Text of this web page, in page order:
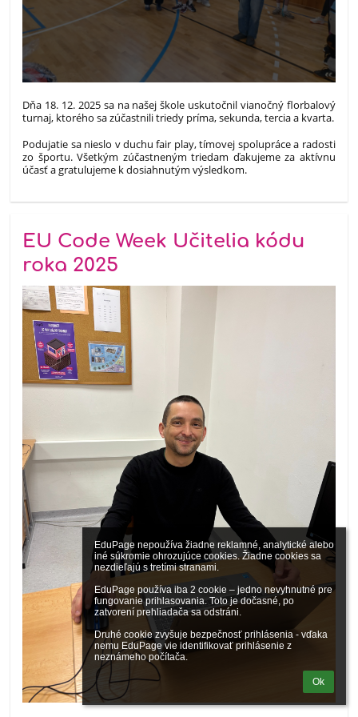
EduPage nepoužíva žiadne reklamné, analytické alebo
iné súkromie ohrozujúce cookies. Žiadne cookies sa
nezdieľajú s tretími stranami.
EduPage používa iba 2 cookie – jedno nevyhnutné pre
fungovanie prihlasovania. Toto je dočasné, po
zatvorení prehliadača sa odstráni.
Druhé cookie zvyšuje bezpečnosť prihlásenia - vďaka
nemu EduPage vie identifikovať prihlásenie z
neznámeho počítača.
Ok
Dňa 18. 12. 2025 sa na našej škole uskutočnil vianočný florbalový
turnaj, ktorého sa zúčastnili triedy príma, sekunda, tercia a kvarta.
Podujatie sa nieslo v duchu fair play, tímovej spolupráce a radosti
zo športu. Všetkým zúčastneným triedam ďakujeme za aktívnu
účasť a gratulujeme k dosiahnutým výsledkom.
EU Code Week Učitelia kódu
roka 2025